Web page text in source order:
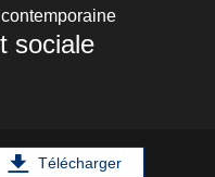
sociale
Télécharger